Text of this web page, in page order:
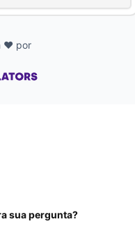
❤️ por
sua pergunta?